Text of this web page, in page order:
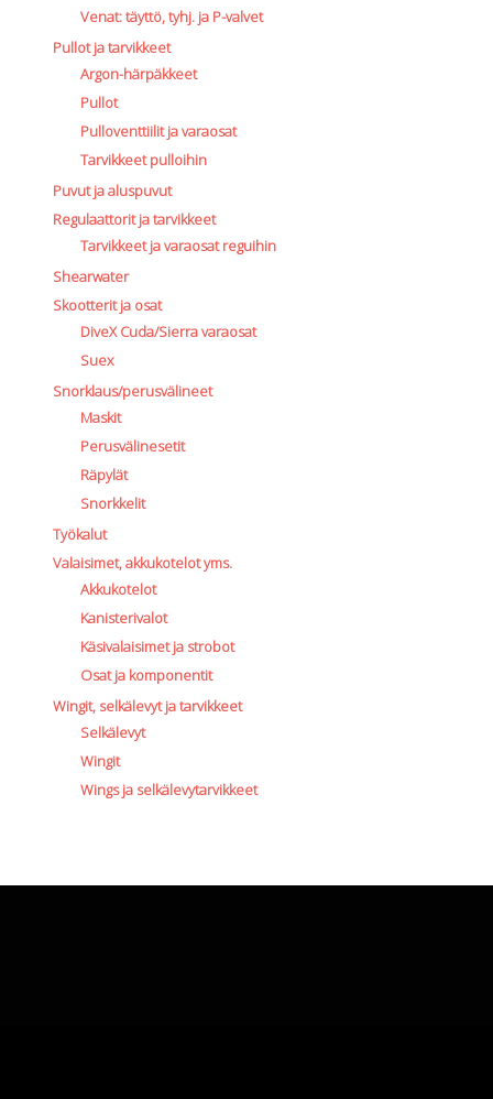
Venat: täyttö, tyhj. ja P-valvet
Pullot ja tarvikkeet
Argon-härpäkkeet
Pullot
Pulloventtiilit ja varaosat
Tarvikkeet pulloihin
Puvut ja aluspuvut
Regulaattorit ja tarvikkeet
Tarvikkeet ja varaosat reguihin
Shearwater
Skootterit ja osat
DiveX Cuda/Sierra varaosat
Suex
Snorklaus/perusvälineet
Maskit
Perusvälinesetit
Räpylät
Snorkkelit
Työkalut
Valaisimet, akkukotelot yms.
Akkukotelot
Kanisterivalot
Käsivalaisimet ja strobot
Osat ja komponentit
Wingit, selkälevyt ja tarvikkeet
Selkälevyt
Wingit
Wings ja selkälevytarvikkeet